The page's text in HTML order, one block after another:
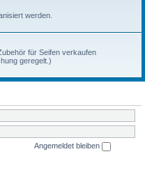
werden.
für Seifen verkaufen
geregelt.)
Angemeldet bleiben